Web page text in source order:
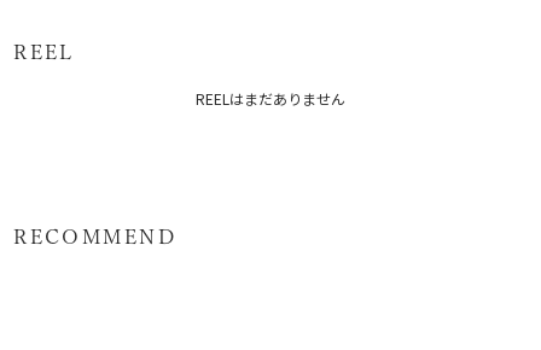
原産国：中国
メーカー品番：6525503003
REEL
REELはまだありません
RECOMMEND